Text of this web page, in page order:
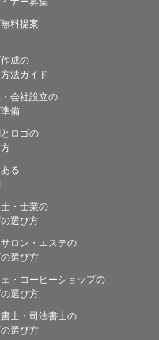
料提案
成の
法ガイド
会社設立の
備
ロゴの
る
・士業の
選び方
ロン・エステの
選び方
・コーヒーショップの
選び方
士・司法書士の
選び方